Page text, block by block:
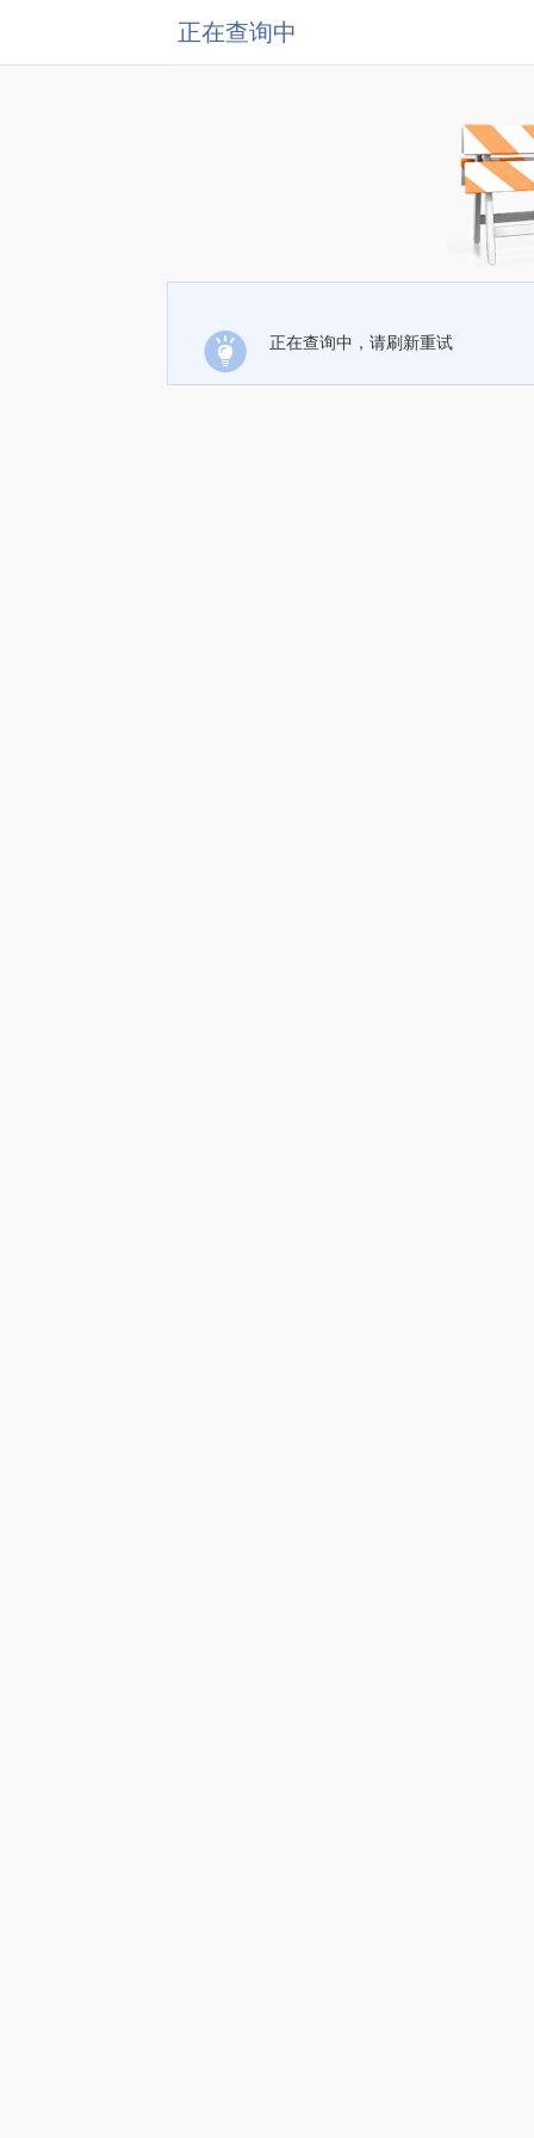
正在查询中
正在查询中，请刷新重试